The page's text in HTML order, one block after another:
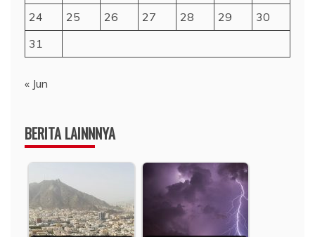
24
25 26 27 28 29
30
31
« Jun
BERITA LAINNNYA